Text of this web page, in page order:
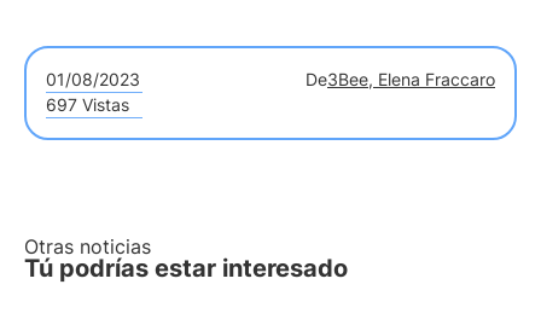
01/08/2023 De3Bee, Elena Fraccaro
697 Vistas
Otras noticias
Tú podrías estar interesado